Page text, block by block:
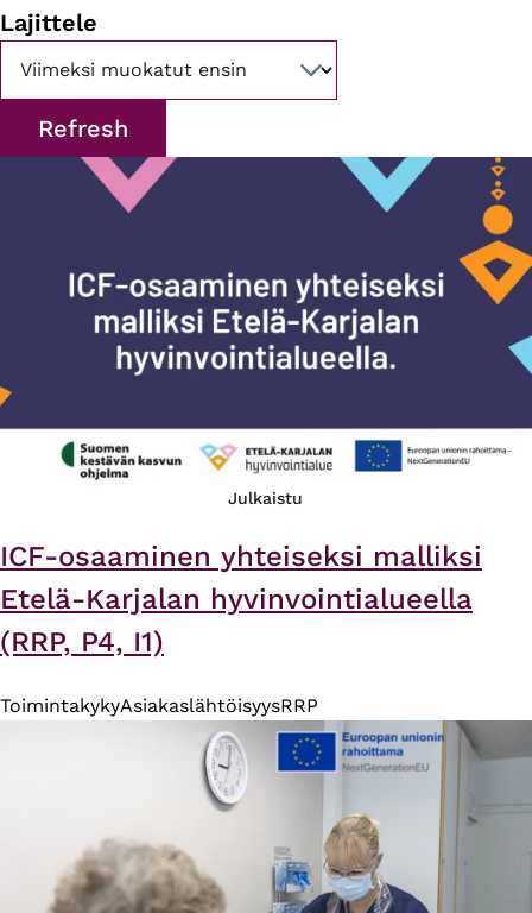
Lajittele
Julkaistu
ICF-osaaminen yhteiseksi malliksi
Etelä-Karjalan hyvinvointialueella
(RRP, P4, I1)
ToimintakykyAsiakaslähtöisyysRRP